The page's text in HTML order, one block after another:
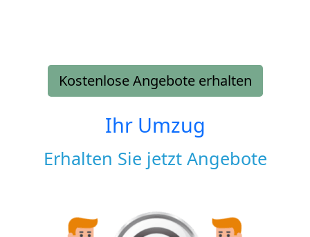
Kostenlose Angebote erhalten
Ihr Umzug
Erhalten Sie jetzt Angebote